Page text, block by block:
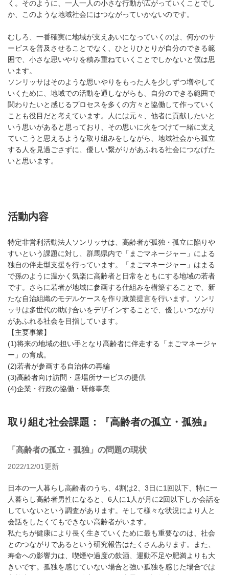
く。そのように、一人一人の小さな行動が広がっていくことでし
か、このような地域社会にはつながっていかないのです。
むしろ、一番確実に地域が支えあいになっていくのは、何かのサ
ービスを普及させることでなく、ひとりひとりが自分のできる範
囲で、小さな思いやりを積み重ねていくことでしかないと僕は思
います。
ソンリッサはそのような思いやりをもった人を少しずつ増やして
いくために、地域での活動を通しながらも、自分のできる範囲で
関わりたいと感じるプロセスを多くの方々と協働して作っていく
ことも役目だと考えています。人には元々、他者に貢献したいと
いう思いがあると思っており、その思いに火をつけて一緒に支え
ていこうと思えるような取り組みをしながら、地域社会から孤立
する人を見過ごさずに、優しい繋がりがあふれる社会につなげた
いと思います。
活動内容
特定非営利活動法人ソンリッサは、高齢者が孤独・孤立に陥りや
すいという課題に対し、群馬県内で「まごマネージャー」による
独自の伴走型支援を行っています。「まごマネージャー」はまる
で孫のように温かく気楽に高齢者と日常をともにする地域の若者
です。さらに若者が地域に参画する仕組みを構築することで、新
たな自治組織のモデルケースを作り政策提言を行います。ソンリ
ッサは多世代の助け合いをデザインすることで、優しいつながり
があふれる社会を目指しています。
【主要事業】
(1)将来の地域の担い手となり高齢者に伴走する「まごマネージャ
ー」の育成。
(2)若者が参画する自治体の再編
(3)高齢者向け訪問・居場所サービスの提供
(4)企業・行政の協働・研修事業
取り組む社会課題：『高齢者の孤立・孤独』
「高齢者の孤立・孤独」の問題の現状
2022/12/01更新
日本の一人暮らし高齢者のうち、4割は2、3日に1回以下、特に一
人暮らし高齢者男性になると、6人に1人が月に2回以下しか会話を
していないという調査があります。そして様々な状況により人と
会話をしたくてもできない高齢者がいます。
私たちが健康により長く生きていくために最も重要なのは、社会
とのつながりであるという研究報告はたくさんあります。また、
寿命への影響力は、喫煙や過度の飲酒、運動不足や肥満よりも大
きいです。孤独を感じていない場合と強い孤独を感じた場合では